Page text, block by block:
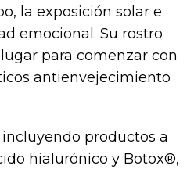
la exposición solar e
emocional. Su rostro
para comenzar con
antienvejecimiento
productos a
hialurónico y Botox®,